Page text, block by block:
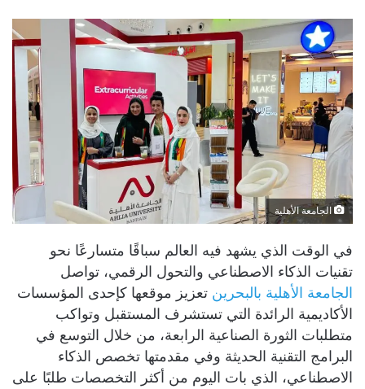
الجامعة الأهلية
في الوقت الذي يشهد فيه العالم سباقًا متسارعًا نحو
تقنيات الذكاء الاصطناعي والتحول الرقمي، تواصل
الجامعة الأهلية بالبحرين تعزيز موقعها كإحدى المؤسسات
الأكاديمية الرائدة التي تستشرف المستقبل وتواكب
متطلبات الثورة الصناعية الرابعة، من خلال التوسع في
البرامج التقنية الحديثة وفي مقدمتها تخصص الذكاء
الاصطناعي، الذي بات اليوم من أكثر التخصصات طلبًا على